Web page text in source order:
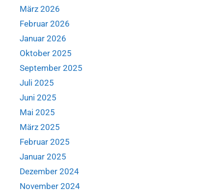
März 2026
Februar 2026
Januar 2026
Oktober 2025
September 2025
Juli 2025
Juni 2025
Mai 2025
März 2025
Februar 2025
Januar 2025
Dezember 2024
November 2024